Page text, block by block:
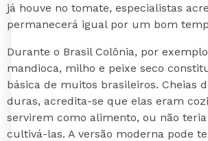
já houve no tomate, especialistas
permanecerá igual por um bom
Durante o Brasil Colônia, por
mandioca, milho e peixe seco
básica de muitos brasileiros. Cheias
duras, acredita-se que elas eram
servirem como alimento, ou não
cultivá-las. A versão moderna pode